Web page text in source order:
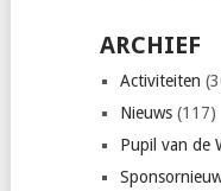
ARCHIEF
Activiteiten
Nieuws(117)
Pupil van de